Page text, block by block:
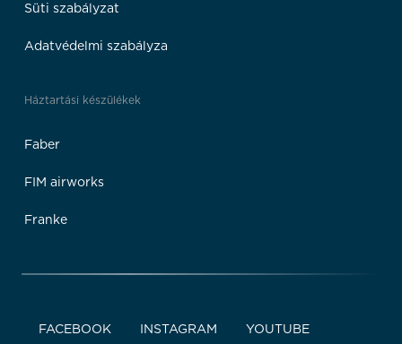
Süti szabályzat
Adatvédelmi szabályza
Háztartási készülékek
Faber
FIM airworks
Franke
FACEBOOK INSTAGRAM YOUTUBE